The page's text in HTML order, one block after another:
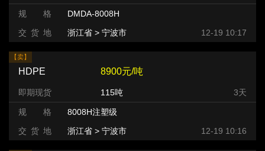
规 格
DMDA-8008H
交 货 地
浙江省 > 宁波市 12-19 10:17
【卖】
HDPE 8900元/吨
即期现货 115吨 3天
规 格
8008H注塑级
交 货 地
浙江省 > 宁波市 12-19 10:16